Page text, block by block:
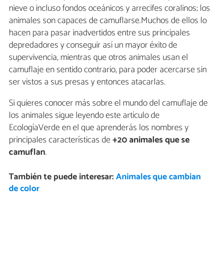
nieve o incluso fondos oceánicos y arrecifes coralinos; los
animales son capaces de camuflarse.Muchos de ellos lo
hacen para pasar inadvertidos entre sus principales
depredadores y conseguir así un mayor éxito de
supervivencia, mientras que otros animales usan el
camuflaje en sentido contrario, para poder acercarse sin
ser vistos a sus presas y entonces atacarlas.
Si quieres conocer más sobre el mundo del camuflaje de
los animales sigue leyendo este artículo de
EcologíaVerde en el que aprenderás los nombres y
principales características de+20 animales que se
camuflan.
También te puede interesar:Animales que cambian
de color